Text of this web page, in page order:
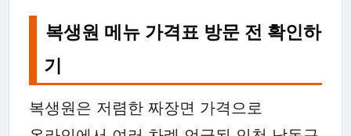
복생원 메뉴 가격표 방문 전 확인하
기
복생원은 저렴한 짜장면 가격으로